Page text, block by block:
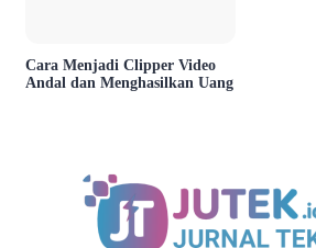
Cara Menjadi Clipper Video
Andal dan Menghasilkan Uang